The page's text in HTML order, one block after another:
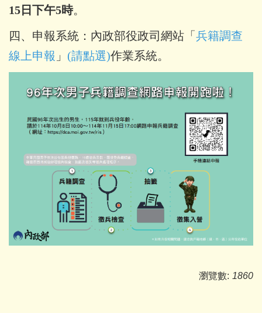
15日下午5時。
四、申報系統：內政部役政司網站「 兵籍調查
線上申報 」 (請點選)作業系統。
瀏覽數: 1860